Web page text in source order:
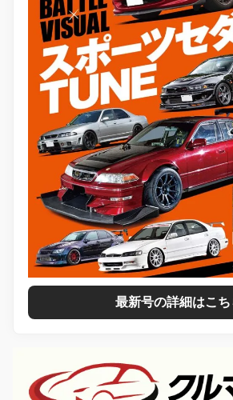
最新号の詳細はこち